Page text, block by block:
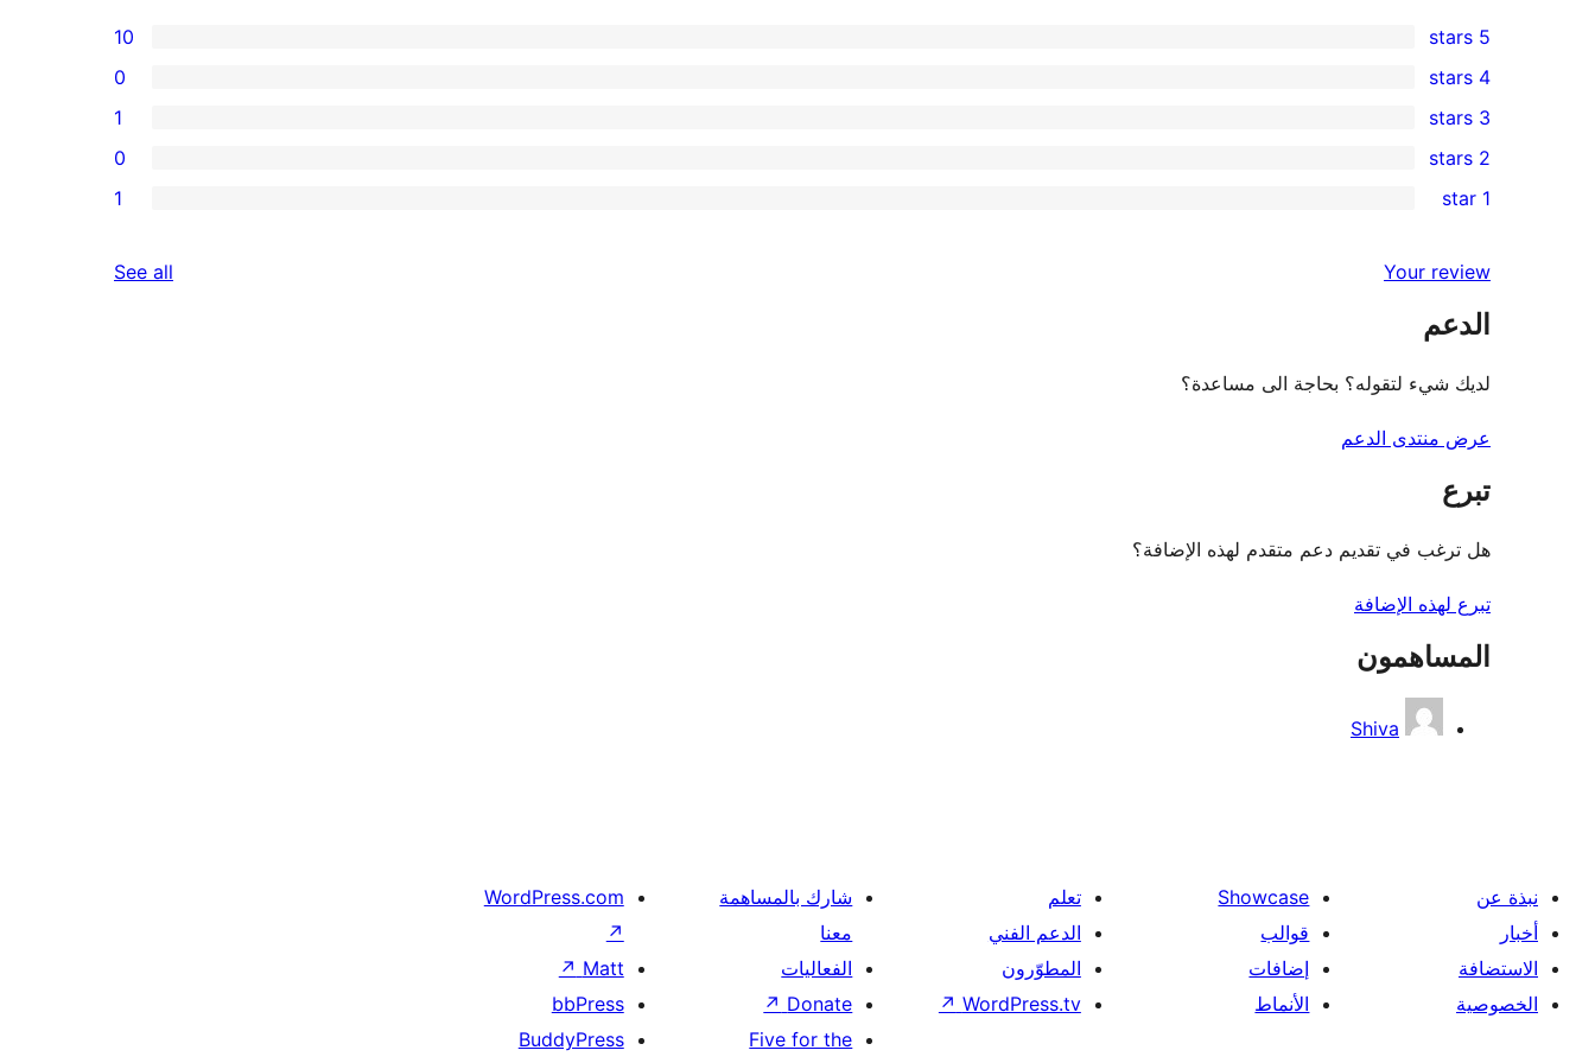
10
5-
star
reviews
5 stars
10
4-
star
reviews
4 stars
0
1
3-
star
3 stars
1
2-
reviews
2 stars
0
star
review
1 star
1
Your review
See all
الدعم
لديك شيء لتقوله؟ بحاجة الى مساعدة؟
عرض منتدى الدعم
تبرع
هل ترغب في تقديم دعم متقدم لهذه الإضافة؟
تبرع لهذه الإضافة
المساهمون
Shiva
نبذة عن
أخبار
الاستضافة
الخصوصية
Showcase
قوالب
إضافات
الأنماط
تعلم
الدعم الفني
المطوّرون
WordPress.tv
↗
شارك بالمساهمة
معنا
الفعاليات
Donate
↗
Five for the
WordPress.com
↗
Matt
↗
bbPress
BuddyPress